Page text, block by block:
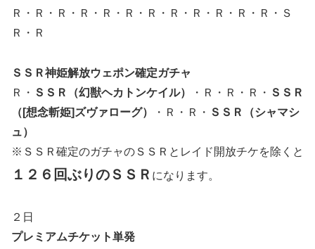
Ｒ・Ｒ・Ｒ・Ｒ・Ｒ・Ｒ・Ｒ・Ｒ・Ｒ・Ｒ・Ｒ・Ｒ・Ｓ
Ｒ・Ｒ
ＳＳＲ神姫解放ウェポン確定ガチャ
Ｒ・ ＳＳＲ（幻獣ヘカトンケイル） ・Ｒ・Ｒ・Ｒ・ ＳＳＲ
（[想念斬姫]ズヴァローグ）
・Ｒ・Ｒ・ ＳＳＲ（シャマシ
ュ）
※ＳＳＲ確定のガチャのＳＳＲとレイド開放チケを除くと
１２６回ぶりのＳＳＲ になります。
２日
プレミアムチケット単発